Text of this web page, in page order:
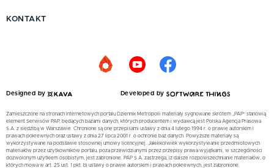
KONTAKT
Designed by Developed by
Zamieszczone na stronach internetowych portalu Dziennik Metropolii materiały sygnowane skrótem „PAP” stanowią
element Serwisów PAP, będących bazami danych, których producentem i wydawcą jest Polska Agencja Prasowa
S.A. z siedzibą w Warszawie. Chronione są one przepisami ustawy z dnia 4 lutego 1994 r. o prawie autorskim i
prawach pokrewnych oraz ustawy z dnia 27 lipca 2001 r. o ochronie baz danych. Powyższe materiały są
wykorzystywane na podstawie stosownej umowy licencyjnej. Jakiekolwiek wykorzystywanie przedmiotowych
materiałów przez użytkowników portalu, poza przewidzianymi przez przepisy prawa wyjątkami, w szczególności
dozwolonym użytkiem osobistym, jest zabronione. PAP S.A. zastrzega, iż dalsze rozpowszechnianie materiałów, o
których mowa w art. 25 ust. 1 pkt. b) ustawy o prawie autorskim i prawach pokrewnych, jest zabronione.